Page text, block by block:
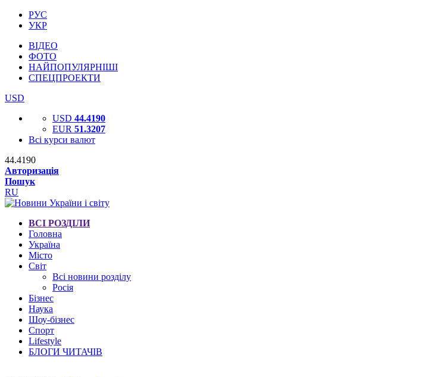
РУС
УКР
ВІДЕО
ФОТО
НАЙПОПУЛЯРНІШІ
СПЕЦПРОЕКТИ
USD
USD 44.4190
EUR 51.3207
Всі курси валют
44.4190
Авторизація
Пошук
RU
ВСІ РОЗДІЛИ
Головна
Україна
Місто
Світ
Всі новини розділу
Росія
Бізнес
Наука
Шоу-бізнес
Спорт
Lifestyle
БЛОГИ ЧИТАЧІВ